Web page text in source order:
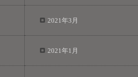
2021年3月
2021年1月